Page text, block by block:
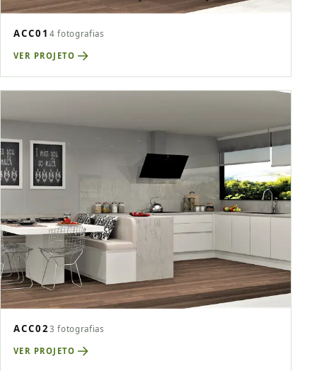
ACC01 4 fotografias
VER PROJETO
ACC02 3 fotografias
VER PROJETO